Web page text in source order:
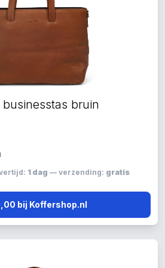
businesstas bruin
1 dag — verzending: gratis
bij Koffershop.nl